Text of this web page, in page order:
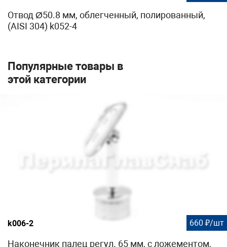
Отвод Ø50.8 мм, облегченный, полированный,
(AISI 304) k052-4
Популярные товары в
этой категории
k006-2 660 ₽/шт
Наконечник палец регул. 65 мм, с ложементом,